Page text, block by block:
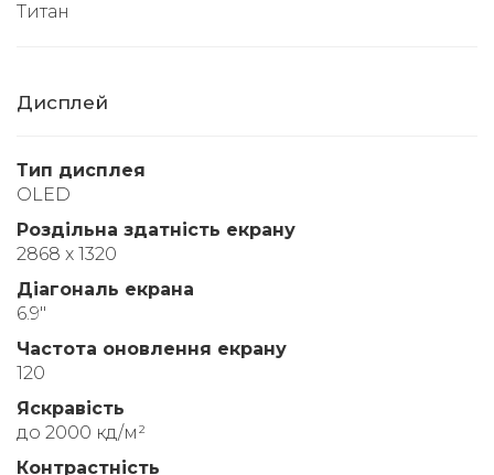
Титан
Дисплей
Тип дисплея
OLED
Роздільна здатність екрану
2868 x 1320
Діагональ екрана
6.9"
Частота оновлення екрану
120
Яскравість
до 2000 кд/м²
Контрастність